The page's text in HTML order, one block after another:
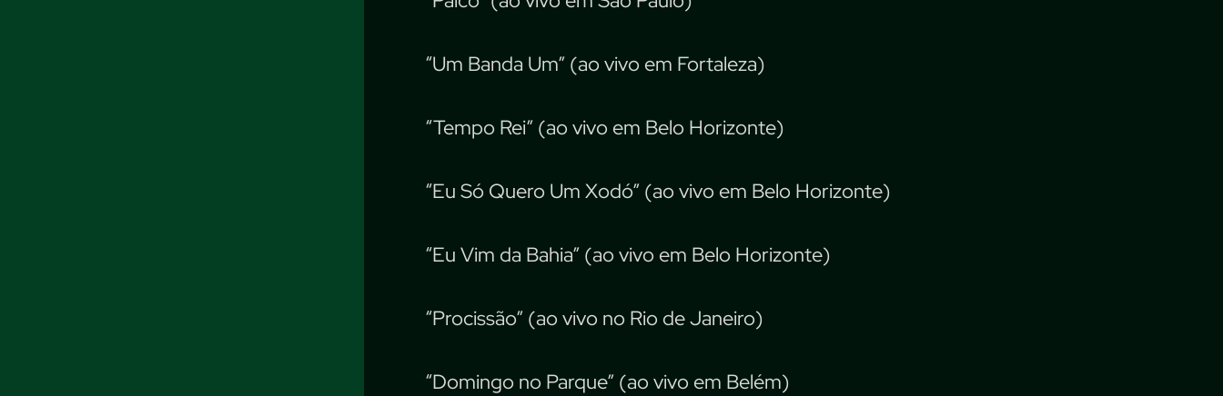
“Um Banda Um” (ao vivo em Fortaleza)
“Tempo Rei” (ao vivo em Belo Horizonte)
“Eu Só Quero Um Xodó” (ao vivo em Belo Horizonte)
“Eu Vim da Bahia” (ao vivo em Belo Horizonte)
“Procissão” (ao vivo no Rio de Janeiro)
“Domingo no Parque” (ao vivo em Belém)